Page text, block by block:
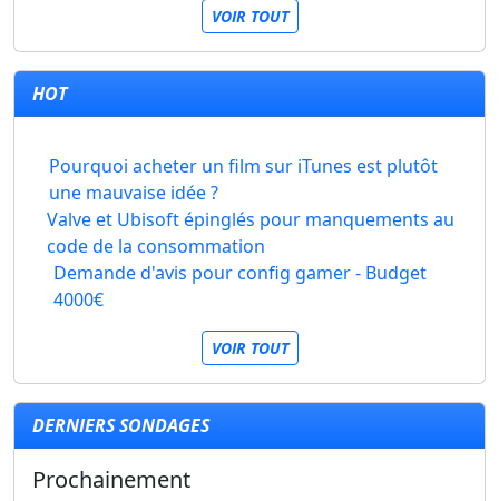
VOIR TOUT
HOT
Pourquoi acheter un film sur iTunes est plutôt
une mauvaise idée ?
Valve et Ubisoft épinglés pour manquements au
code de la consommation
Demande d'avis pour config gamer - Budget
4000€
VOIR TOUT
DERNIERS SONDAGES
Prochainement